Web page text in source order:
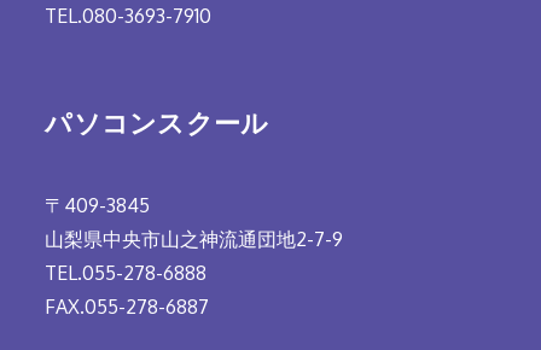
TEL.080-3693-7910
パソコンスクール
〒409-3845
山梨県中央市山之神流通団地2-7-9
TEL.055-278-6888
FAX.055-278-6887